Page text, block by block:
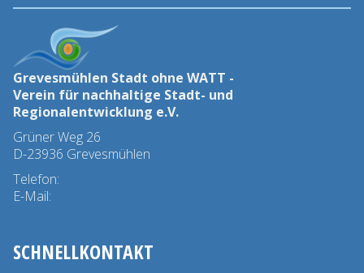
Grevesmühlen Stadt ohne WATT -
Verein für nachhaltige Stadt- und
Regionalentwicklung e.V.
Grüner Weg 26
D-23936 Grevesmühlen
Telefon:
E-Mail:
SCHNELLKONTAKT